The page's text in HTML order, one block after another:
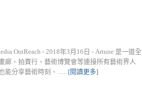
OutReach - 2018年3月16日 - Artune 是一道全
廊、拍賣行、藝術博覽會等連接所有藝術界人
能分享藝術時刻、...... [閱讀更多]